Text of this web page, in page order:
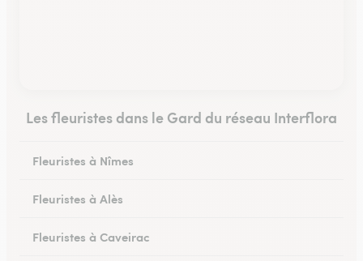
Les fleuristes dans le Gard du réseau Interflora
Fleuristes à Nîmes
Fleuristes à Alès
Fleuristes à Caveirac